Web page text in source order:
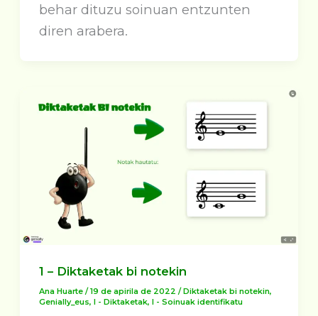
behar dituzu soinuan entzunten
diren arabera.
1 – Diktaketak bi notekin
Ana Huarte/19 de apirila de 2022/Diktaketak bi notekin,
Genially_eus,I - Diktaketak,I - Soinuak identifikatu